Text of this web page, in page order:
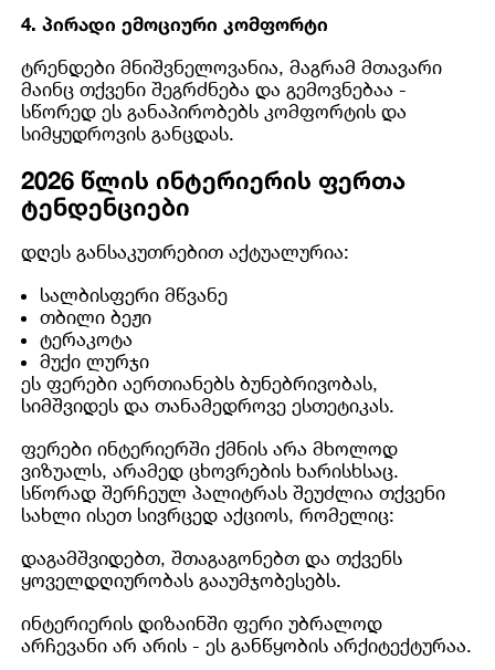
4. პირადი ემოციური კომფორტი
ტრენდები მნიშვნელოვანია, მაგრამ მთავარი
მაინც თქვენი შეგრძნება და გემოვნებაა -
სწორედ ეს განაპირობებს კომფორტის და
სიმყუდროვის განცდას.
2026 წლის ინტერიერის ფერთა
ტენდენციები
დღეს განსაკუთრებით აქტუალურია:
სალბისფერი მწვანე
თბილი ბეჟი
ტერაკოტა
მუქი ლურჯი
ეს ფერები აერთიანებს ბუნებრივობას,
სიმშვიდეს და თანამედროვე ესთეტიკას.
ფერები ინტერიერში ქმნის არა მხოლოდ
ვიზუალს, არამედ ცხოვრების ხარისხსაც.
სწორად შერჩეულ პალიტრას შეუძლია თქვენი
სახლი ისეთ სივრცედ აქციოს, რომელიც:
დაგამშვიდებთ, შთაგაგონებთ და თქვენს
ყოველდღიურობას გააუმჯობესებს.
ინტერიერის დიზაინში ფერი უბრალოდ
არჩევანი არ არის - ეს განწყობის არქიტექტურაა.